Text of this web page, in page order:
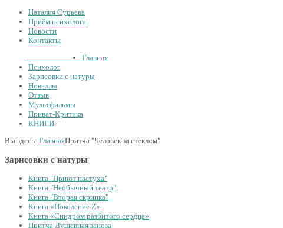
Наталия Сурьева
Приём психолога
Новости
Контакты
234-19-32 Главная
Психолог
Зарисовки с натуры
Новеллы
Отзыв
Мультфильмы
Приват-Критика
КНИГИ
Вы здесь: ГлавнаяПритча "Человек за стеклом"
Зарисовки с натуры
Книга "Приют пастуха"
Книга "Необычный театр"
Книга "Вторая скрипка"
Книга «Поколение Z»
Книга «Синдром разбитого сердца»
Притча Душевная заноза